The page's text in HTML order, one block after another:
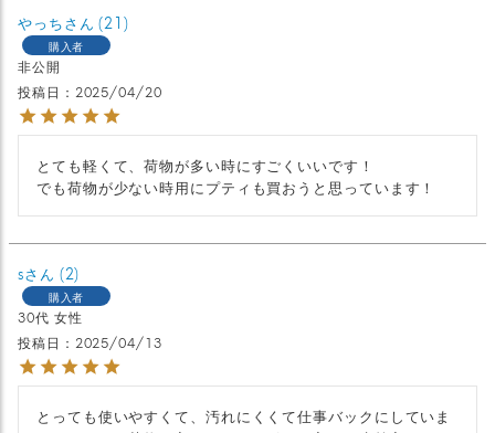
やっち 21
購入者
非公開
投稿日
2025/04/20
とても軽くて、荷物が多い時にすごくいいです！
でも荷物が少ない時用にプティも買おうと思っています！
s 2
購入者
30代 女性
投稿日
2025/04/13
とっても使いやすくて、汚れにくくて仕事バックにしていま